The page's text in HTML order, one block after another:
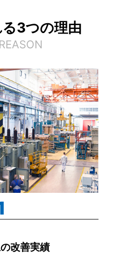
3つの理由
REASON
改善実績